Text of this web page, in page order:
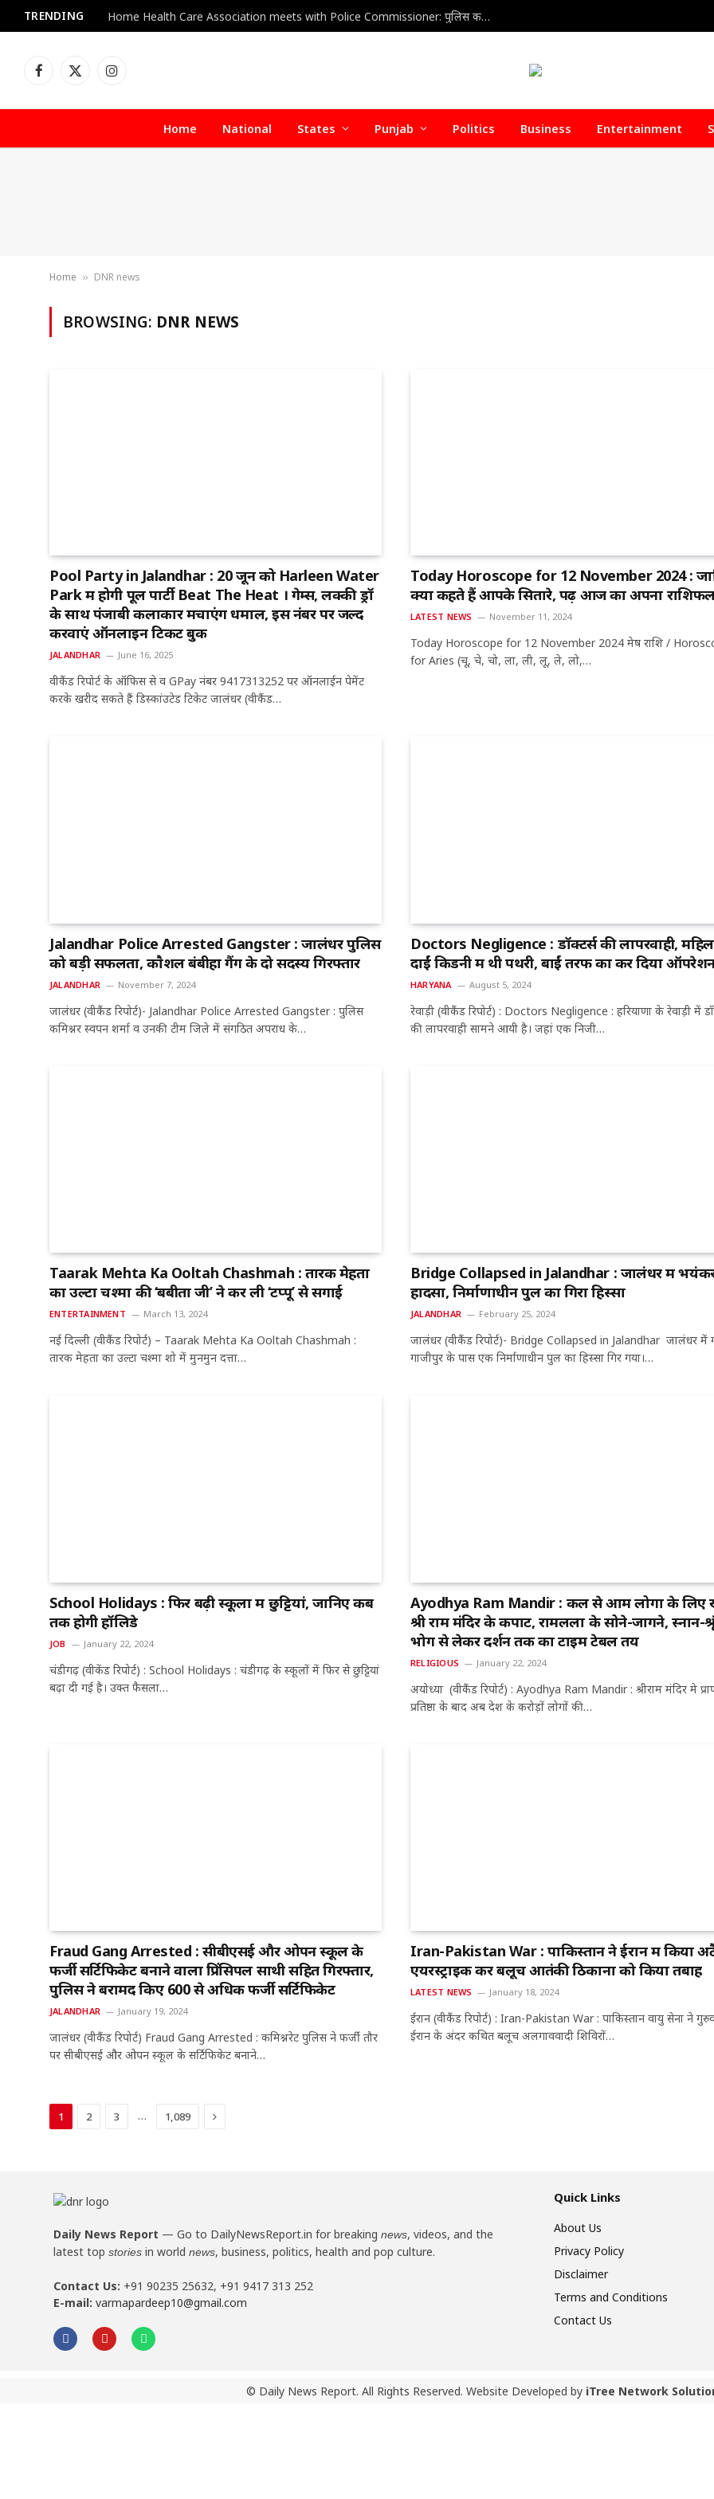
TRENDING Home Health Care Association meets with Police Commissioner: पुलिस कमिश्नर से होम हेल्थ केयर वेलफेयर एसोसिएशन की अहम बैठक, डिफॉल्टर होम हेल्थ केयर एजेंसियों पर जल्द हो सकती है सख्त कार्रवाई
Facebook
X
Instagram
Home National States Punjab Politics Business Entertainment
Home » DNR news
BROWSING: DNR NEWS
Pool Party in Jalandhar : 20 जून को Harleen Water
Park में होगी पूल पार्टी Beat The Heat । गेम्स, लक्की ड्रॉ
के साथ पंजाबी कलाकार मचाएंगें धमाल, इस नंबर पर जल्द
करवाएं ऑनलाइन टिकट बुक
JALANDHAR June 16, 2025
वीकैंड रिपोर्ट के ऑफिस से व GPay नंबर 9417313252 पर ऑनलाईन पेमेंट
करके खरीद सकते हैं डिस्कांउटेड टिकेट जालंधर (वीकैंड…
Today Horoscope for 12 November 2024 :
क्या कहते हैं आपके सितारे, पढ़ें आज का अपना
LATEST NEWS November 11, 2024
Today Horoscope for 12 November 2024 मेष राशि /
for Aries (चू, चे, चो, ला, ली, लू, ले, लो,…
Jalandhar Police Arrested Gangster : जालंधर पुलिस
को बड़ी सफलता, काैशल बंबीहा गैंग के दो सदस्य गिरफ्तार
JALANDHAR November 7, 2024
जालंधर (वीकैंड रिपोर्ट)- Jalandhar Police Arrested Gangster : पुलिस
कमिश्नर स्वपन शर्मा व उनकी टीम जिले में संगठित अपराध के…
Doctors Negligence : डॉक्टर्स की लापरवाही,
दाईं किडनी में थी पथरी, बाईं तरफ का कर दिया
HARYANA August 5, 2024
रेवाड़ी (वीकैंड रिपोर्ट) : Doctors Negligence : हरियाणा के रेवाड़ी में
की लापरवाही सामने आयी है। जहां एक निजी…
Taarak Mehta Ka Ooltah Chashmah : तारक मेहता
का उल्टा चश्मा की ‘बबीता जी’ ने कर ली ‘टप्पू’ से सगाई
ENTERTAINMENT March 13, 2024
नई दिल्ली (वीकैंड रिपोर्ट) – Taarak Mehta Ka Ooltah Chashmah :
तारक मेहता का उल्टा चश्मा शो में मुनमुन दत्ता…
Bridge Collapsed in Jalandhar : जालंधर में
हादसा, निर्माणाधीन पुल का गिरा हिस्सा
JALANDHAR February 25, 2024
जालंधर (वीकैंड रिपोर्ट)- Bridge Collapsed in Jalandhar जालंधर में
गाजीपुर के पास एक निर्माणाधीन पुल का हिस्सा गिर गया।…
School Holidays : फिर बढ़ी स्कूलों में छुट्टियां, जानिए कब
तक होगी हॉलिडे
JOB January 22, 2024
चंडीगढ़ (वीकेंड रिपोर्ट) : School Holidays : चंडीगढ़ के स्कूलों में फिर से छुट्टियां
बढ़ा दी गई है। उक्त फैसला…
Ayodhya Ram Mandir : कल से आम लोगों के
श्री राम मंदिर के कपाट, रामलला के सोने-जागने, स्नान-
भोग से लेकर दर्शन तक का टाइम टेबल तय
RELIGIOUS January 22, 2024
अयोध्या (वीकैंड रिपोर्ट) : Ayodhya Ram Mandir : श्रीराम मंदिर मे
प्रतिष्ठा के बाद अब देश के करोड़ों लोगों की…
Fraud Gang Arrested : सीबीएसई और ओपन स्कूल के
फर्जी सर्टिफिकेट बनाने वाला प्रिंसिपल साथी सहित गिरफ्तार,
पुलिस ने बरामद किए 600 से अधिक फर्जी सर्टिफिकेट
JALANDHAR January 19, 2024
जालंधर (वीकैंड रिपोर्ट) Fraud Gang Arrested : कमिश्नरेट पुलिस ने फर्जी तौर
पर सीबीएसई और ओपन स्कूल के सर्टिफिकेट बनाने…
Iran-Pakistan War : पाकिस्तान ने ईरान में किया
एयरस्ट्राइक कर बलूच आतंकी ठिकानों को किया तबाह
LATEST NEWS January 18, 2024
ईरान (वीकैंड रिपोर्ट) : Iran-Pakistan War : पाकिस्तान वायु सेना ने
ईरान के अंदर कथित बलूच अलगाववादी शिविरों…
1 2 3 … 1,089 Next
Daily News Report — Go to DailyNewsReport.in for breaking news, videos, and the
latest top stories in world news, business, politics, health and pop culture.
Contact Us: +91 90235 25632, +91 9417 313 252
E-mail: varmapardeep10@gmail.com
Quick Links
About Us
Privacy Policy
Disclaimer
Terms and Conditions
Contact Us
© Daily News Report. All Rights Reserved. Website Developed by iTree Network